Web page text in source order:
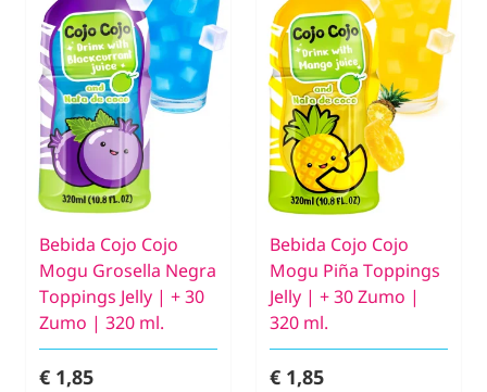
Bebida Cojo Cojo
Mogu Grosella Negra
Toppings Jelly | + 30
Zumo | 320 ml.
€ 1,85
Bebida Cojo Cojo
Mogu Piña Toppings
Jelly | + 30 Zumo |
320 ml.
€ 1,85